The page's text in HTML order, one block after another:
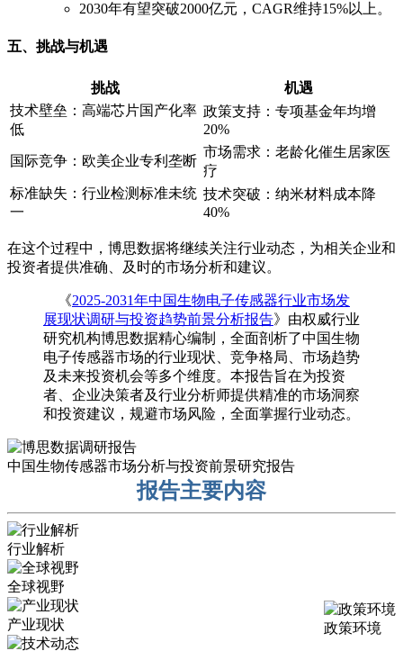
2030年有望突破2000亿元，CAGR维持15%以上。
五、挑战与机遇
挑战
机遇
技术壁垒：高端芯片国产化率
低
政策支持：专项基金年均增
20%
国际竞争：欧美企业专利垄断
市场需求：老龄化催生居家医
疗
标准缺失：行业检测标准未统
一
技术突破：纳米材料成本降
40%
在这个过程中，博思数据将继续关注行业动态，为相关企业和
投资者提供准确、及时的市场分析和建议。
《2025-2031年中国生物电子传感器行业市场发
展现状调研与投资趋势前景分析报告》由权威行业
研究机构博思数据精心编制，全面剖析了中国生物
电子传感器市场的行业现状、竞争格局、市场趋势
及未来投资机会等多个维度。本报告旨在为投资
者、企业决策者及行业分析师提供精准的市场洞察
和投资建议，规避市场风险，全面掌握行业动态。
中国生物传感器市场分析与投资前景研究报告
报告主要内容
行业解析
全球视野
政策环境
产业现状